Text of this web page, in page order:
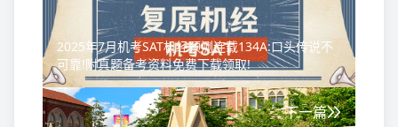
2025年7月机考SAT机经预测连载134A:口头传说不
可靠!附真题备考资料免费下载领取!
下一篇